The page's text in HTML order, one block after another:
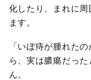
化したり、まれに
ます。
「いぼ痔が腫れた
ら、実は膿瘍だっ
ん。